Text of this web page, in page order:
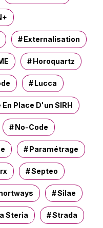
Externalisation
Horoquartz
Lucca
En Place D'un SIRH
No-Code
Paramétrage
Septeo
Silae
Steria Strada